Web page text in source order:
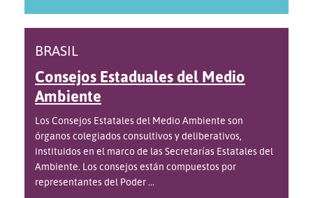
BRASIL
Consejos Estaduales del Medio
Ambiente
Los Consejos Estatales del Medio Ambiente son
órganos colegiados consultivos y deliberativos,
instituidos en el marco de las Secretarías Estatales del
Ambiente. Los consejos están compuestos por
representantes del Poder ...